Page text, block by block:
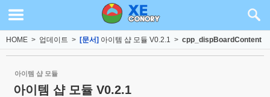
HOME > 업데이트 > [문서] 아이템 샵 모듈 V0.2.1 > cpp_dispBoardContent
아이템 샵 모듈
아이템 샵 모듈 V0.2.1